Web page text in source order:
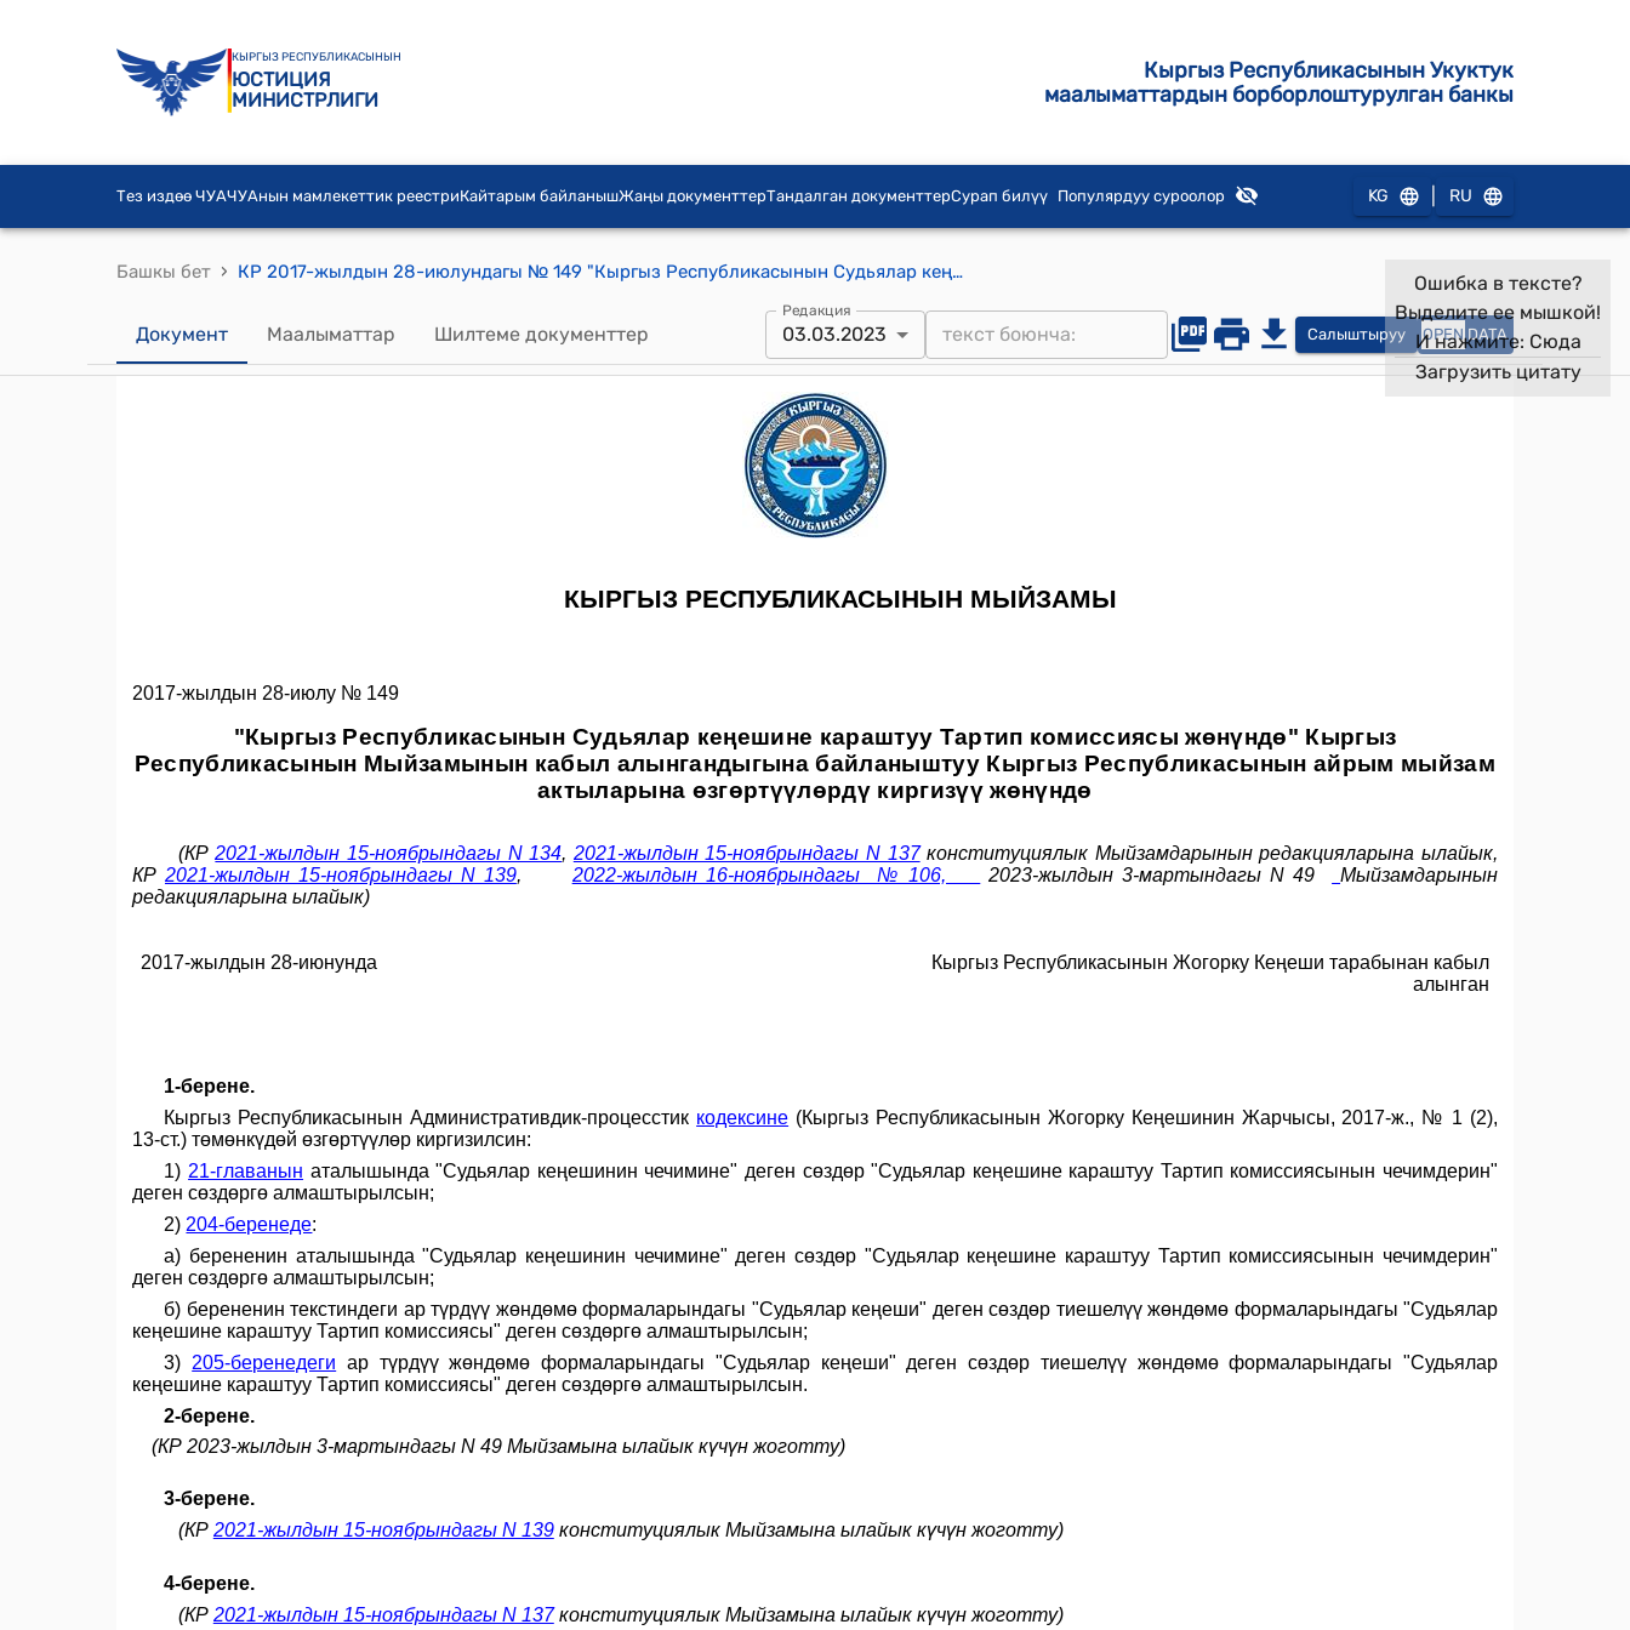
КЫРГЫЗ РЕСПУБЛИКАСЫНЫН
ЮСТИЦИЯ
МИНИСТРЛИГИ
Кыргыз Республикасынын Укуктук
маалыматтардын борборлоштурулган банкы
Тез издөө ЧУАЧУАнын мамлекеттик реестриКайтарым байланышЖаңы документтерТандалган документтерСурап билүү Популярдуу суроолор KG RU
Башкы бет › КР 2017-жылдын 28-июлундагы № 149 "Кыргыз Республикасынын Судьялар кеңешине караштуу Тартип комиссиясы жөнүндө" Кыргыз Республикасынын Мыйзамынын кабыл алынгандыгына байланыштуу Кыргыз Республикасынын айрым мыйзам актыларына өзгөртүүлөрдү киргизүү жөнүндө" Мыйзамы
Документ Маалыматтар Шилтеме документтер
Редакция
03.03.2023 Салыштыруу OPEN DATA
Ошибка в тексте?
Выделите ее мышкой!
И нажмите: Сюда
Загрузить цитату